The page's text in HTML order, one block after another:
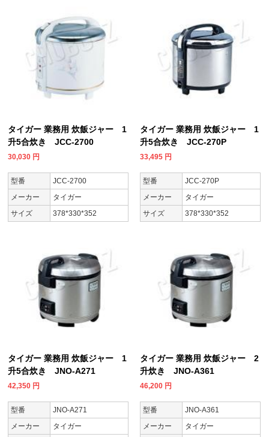
タイガー 業務用 炊飯ジャー 1
升5合炊き JCC-2700
30,030 円
型番
JCC-2700
メーカー
タイガー
サイズ
378*330*352
タイガー 業務用 炊飯ジャー 1
升5合炊き JCC-270P
33,495 円
型番
JCC-270P
メーカー
タイガー
サイズ
378*330*352
タイガー 業務用 炊飯ジャー 1
升5合炊き JNO-A271
42,350 円
型番
JNO-A271
メーカー
タイガー
タイガー 業務用 炊飯ジャー 2
升炊き JNO-A361
46,200 円
型番
JNO-A361
メーカー
タイガー